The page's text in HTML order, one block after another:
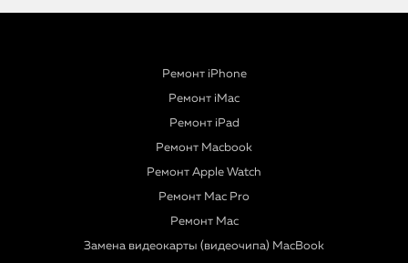
Ремонт iPhone
Ремонт iMac
Ремонт iPad
Ремонт Macbook
Ремонт Apple Watch
Ремонт Mac Pro
Ремонт Mac
Замена видеокарты (видеочипа) MacBook